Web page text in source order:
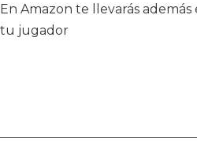
En Amazon te llevarás
tu jugador